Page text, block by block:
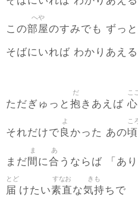
この部屋
へや
のすみでも ずっと
そばにいれば わかりあえ
ただぎゅっと 抱
だ
きあえば 心
こ
それだけで 良
よ
かった あの頃
こ
まだ間
ま
に合
あ
うならば 「あ
届
とど
けたい素直
すなお
な気持
きも
ちで